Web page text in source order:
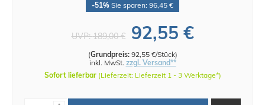
-51% Sie sparen: 96,45 €
UVP:189,00 € 92,55 €
(Grundpreis: 92,55 €/Stück)
inkl. MwSt. zzgl. Versand**
Sofort lieferbar (Lieferzeit: Lieferzeit 1 - 3 Werktage*)